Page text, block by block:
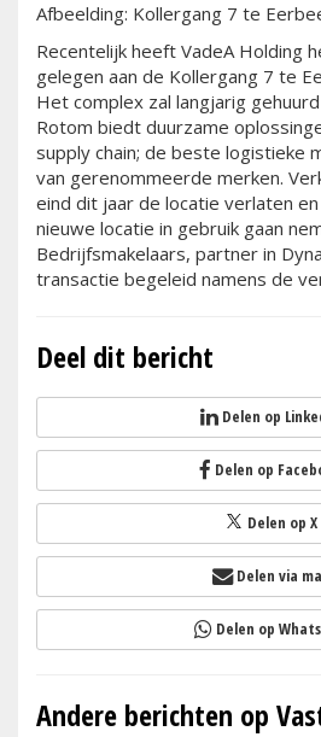
Afbeelding: Kollergang 7 te
Recentelijk heeft VadeA Holding
gelegen aan de Kollergang 7 te
Het complex zal langjarig
Rotom biedt duurzame
supply chain; de beste logistieke
van gerenommeerde merken.
eind dit jaar de locatie verlaten
nieuwe locatie in gebruik gaan
Bedrijfsmakelaars, partner in
transactie begeleid namens de
Deel dit bericht
Delen op
Delen op
Delen op X
Delen via
Delen op
Andere berichten op